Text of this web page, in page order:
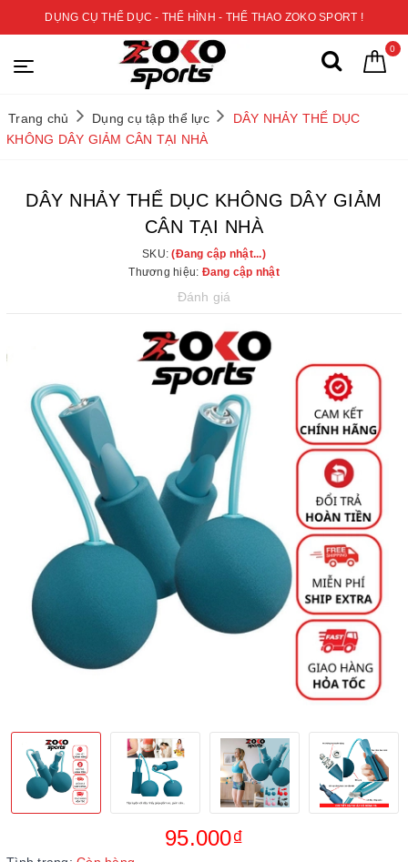
DỤNG CỤ THỂ DỤC - THỂ HÌNH - THỂ THAO ZOKO SPORT !
0
Trang chủ Dụng cụ tập thể lực
DÂY NHẢY THỂ DỤC
KHÔNG DÂY GIẢM CÂN TẠI NHÀ
DÂY NHẢY THỂ DỤC KHÔNG DÂY GIẢM
CÂN TẠI NHÀ
SKU:(Đang cập nhật...)
Thương hiệu: Đang cập nhật
Đánh giá
95.000₫